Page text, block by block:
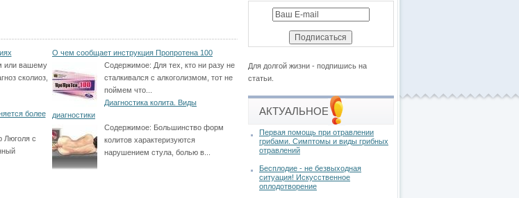
или вашему
сколиоз,
О чем сообщает инструкция Пропротена 100
Содержимое: Для тех, кто ни разу не
сталкивался с алкоголизмом, тот не
поймем что...
более
Люголя с
Диагностика колита. Виды
диагностики
Содержимое: Большинство форм
колитов характеризуются
нарушением стула, болью в...
Для долгой жизни - подпишись на
статьи.
АКТУАЛЬНОЕ
Первая помощь при отравлении
грибами. Симптомы и виды грибных
отравлений
Бесплодие - не безвыходная
ситуация! Искусственное
оплодотворение